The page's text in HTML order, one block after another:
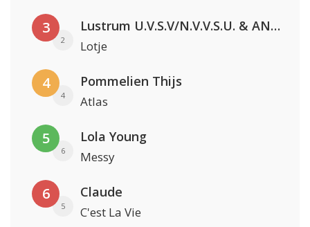
3
2
Lustrum U.V.S.V/N.V.V.S.U. & ANNO ONS & Jopke van Dobbenburgh & Roeland Beelen
Lotje
4
4
Pommelien Thijs
Atlas
5
6
Lola Young
Messy
6
5
Claude
C'est La Vie